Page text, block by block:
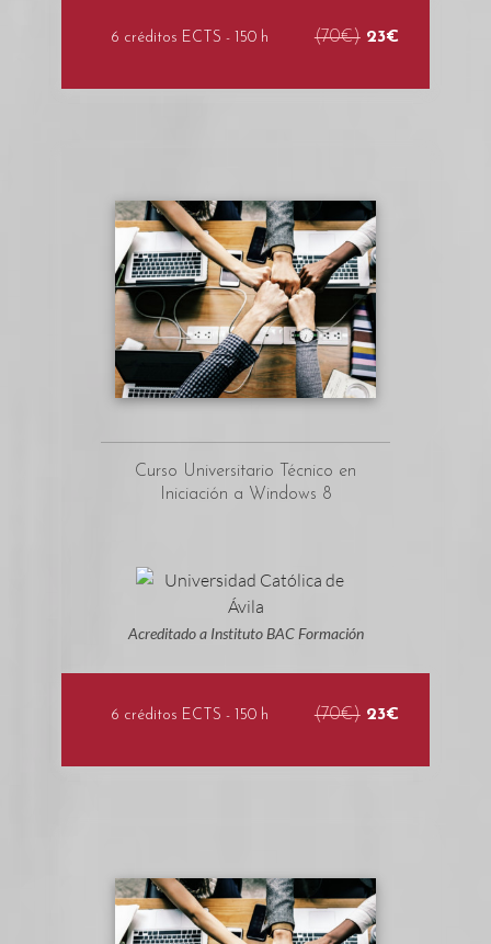
6 créditos ECTS - 150 h (70€) 23€
Curso Universitario Técnico en
Iniciación a Windows 8
Acreditado a Instituto BAC Formación
6 créditos ECTS - 150 h (70€) 23€